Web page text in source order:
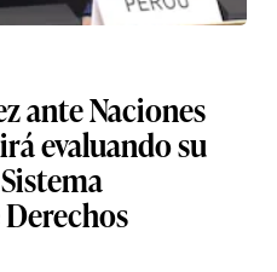
ante Naciones
evaluando su